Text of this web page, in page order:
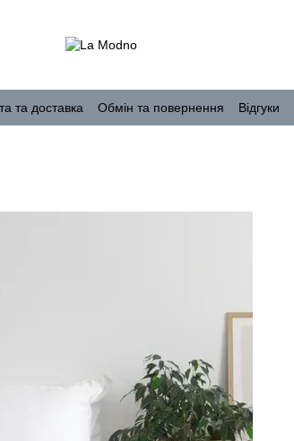
та доставка Обмін та повернення Відгуки